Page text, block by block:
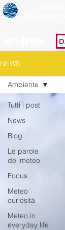
NEWS
Tutti i post
News
Blog
Le parole
del meteo
Focus
Meteo
curiosità
Meteo in
everyday life
Ambiente